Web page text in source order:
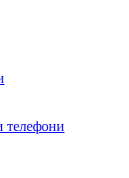
телефони